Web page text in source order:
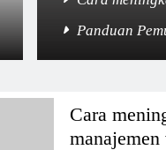
Panduan
Cara